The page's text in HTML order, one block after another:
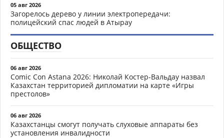
05 авг 2026
Загорелось дерево у линии электропередачи:
полицейский спас людей в Атырау
ОБЩЕСТВО
06 авг 2026
Comic Con Astana 2026: Николай Костер-Вальдау назвал
Казахстан территорией дипломатии на карте «Игры
престолов»
06 авг 2026
Казахстанцы смогут получать слуховые аппараты без
установления инвалидности